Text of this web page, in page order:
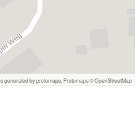
generated by protomaps Protomaps©OpenStreetMap